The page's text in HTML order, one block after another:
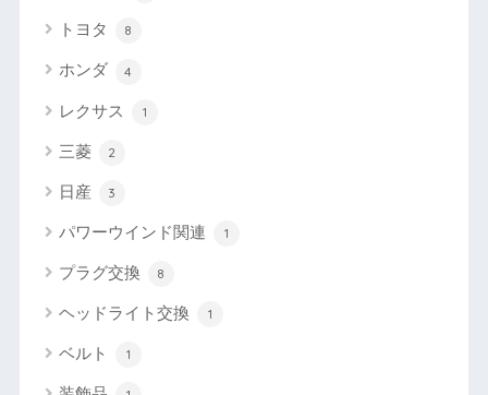
トヨタ 8
ホンダ 4
レクサス 1
三菱 2
日産 3
パワーウインド関連 1
プラグ交換 8
ヘッドライト交換 1
ベルト 1